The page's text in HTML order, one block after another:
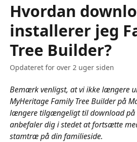
Hvordan
installerer jeg
Tree Builder?
Opdateret for over 2 uger siden
Bemærk venligst, at vi ikke længere
MyHeritage Family Tree Builder på
længere tilgængeligt til download på
anbefaler dig i stedet at fortsætte
stamtræ på din familieside.